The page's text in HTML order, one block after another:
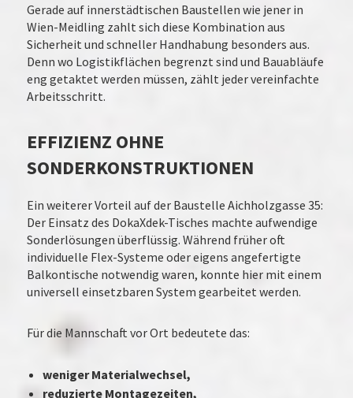
Gerade auf innerstädtischen Baustellen wie jener in
Wien-Meidling zahlt sich diese Kombination aus
Sicherheit und schneller Handhabung besonders aus.
Denn wo Logistikflächen begrenzt sind und Bauabläufe
eng getaktet werden müssen, zählt jeder vereinfachte
Arbeitsschritt.
EFFIZIENZ OHNE
SONDERKONSTRUKTIONEN
Ein weiterer Vorteil auf der Baustelle Aichholzgasse 35:
Der Einsatz des DokaXdek-Tisches machte aufwendige
Sonderlösungen überflüssig. Während früher oft
individuelle Flex-Systeme oder eigens angefertigte
Balkontische notwendig waren, konnte hier mit einem
universell einsetzbaren System gearbeitet werden.
Für die Mannschaft vor Ort bedeutete das:
weniger Materialwechsel,
reduzierte Montagezeiten,